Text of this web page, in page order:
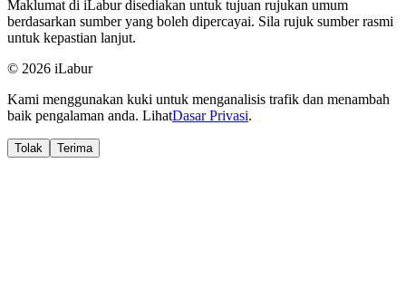
Maklumat di iLabur disediakan untuk tujuan rujukan umum
berdasarkan sumber yang boleh dipercayai. Sila rujuk sumber rasmi
untuk kepastian lanjut.
© 2026 iLabur
Kami menggunakan kuki untuk menganalisis trafik dan menambah
baik pengalaman anda. LihatDasar Privasi.
Tolak Terima